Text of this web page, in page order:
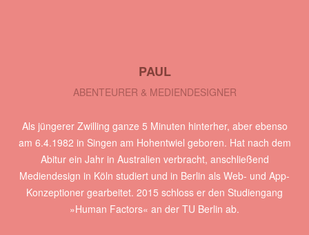
PAUL
ABENTEURER & MEDIENDESIGNER
Als jüngerer Zwilling ganze 5 Minuten hinterher, aber ebenso
am 6.4.1982 in Singen am Hohentwiel geboren. Hat nach dem
Abitur ein Jahr in Australien verbracht, anschließend
Mediendesign in Köln studiert und in Berlin als Web- und App-
Konzeptioner gearbeitet. 2015 schloss er den Studiengang
»Human Factors« an der TU Berlin ab.